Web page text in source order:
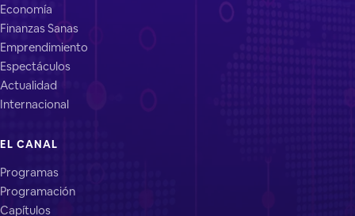
Economía
Finanzas Sanas
Emprendimiento
Espectáculos
Actualidad
Internacional
EL CANAL
Programas
Programación
Capítulos